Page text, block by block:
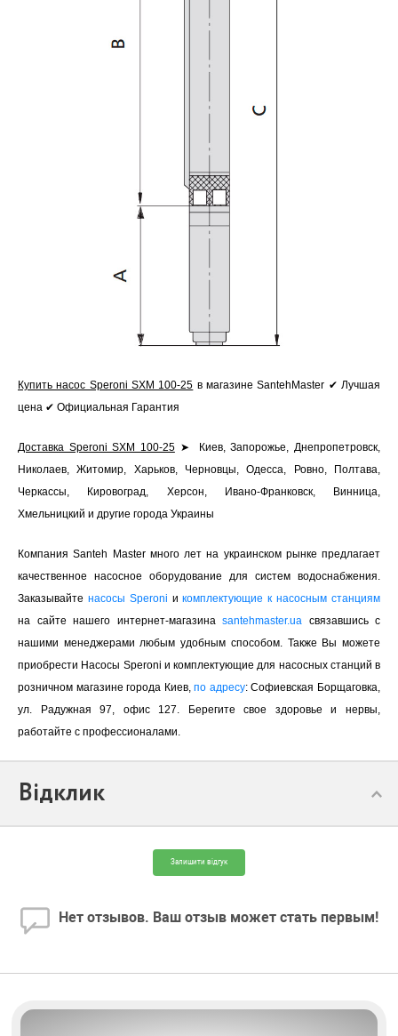
Купить насос Speroni SXM 100-25 в магазине SantehMaster ✔ Лучшая
цена ✔ Официальная Гарантия
Доставка Speroni SXM 100-25➤ Киев, Запорожье, Днепропетровск,
Николаев, Житомир, Харьков, Черновцы, Одесса, Ровно, Полтава,
Черкассы, Кировоград, Херсон, Ивано-Франковск, Винница,
Хмельницкий и другие города Украины
Компания Santeh Master много лет на украинском рынке предлагает
качественное насосное оборудование для систем водоснабжения.
Заказывайте насосы Speroni икомплектующие к насосным станциям
на сайте нашего интернет-магазина santehmaster.ua связавшись с
нашими менеджерами любым удобным способом. Также Вы можете
приобрести Насосы Speroni и комплектующие для насосных станций в
розничном магазине города Киев,по адресу: Софиевская Борщаговка,
ул. Радужная 97, офис 127. Берегите свое здоровье и нервы,
работайте с профессионалами.
Відклик
Залишити відгук
Нет отзывов. Ваш отзыв может стать первым!